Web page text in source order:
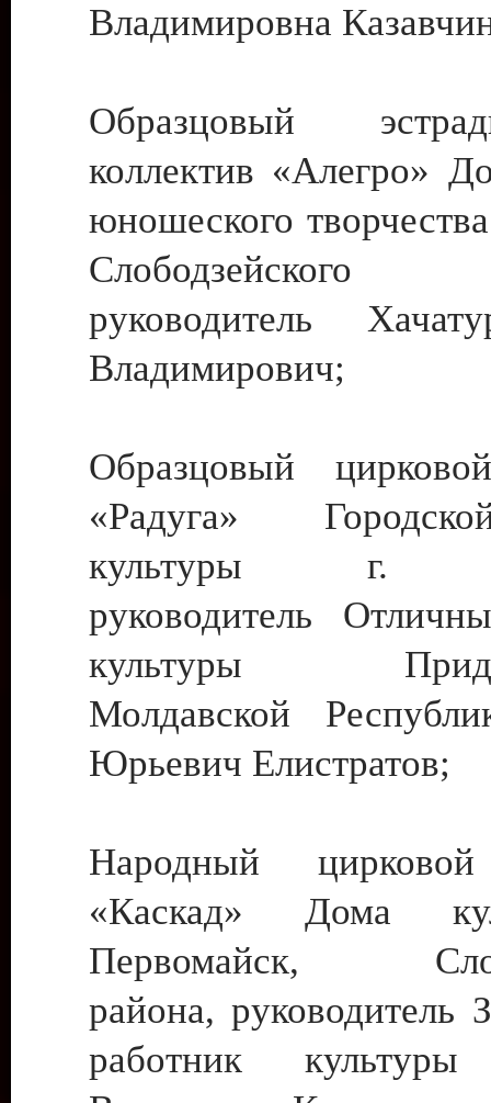
Владимировна
Образцовый
коллектив «Алегро»
юношеского
руководитель
Владимирович;
Образцовый
«Радуга»
культуры г.
руководитель
культуры
Молдавской
Юрьевич Елистратов;
Народный цирковой
«Каскад» Дома
Первомайск,
района, руководитель
работник культуры